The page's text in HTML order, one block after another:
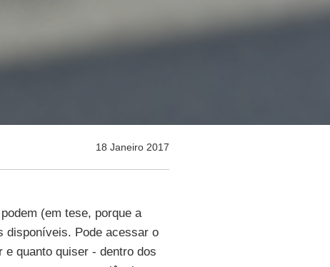
18 Janeiro 2017
(em tese, porque a
disponíveis. Pode acessar o
quanto quiser - dentro dos